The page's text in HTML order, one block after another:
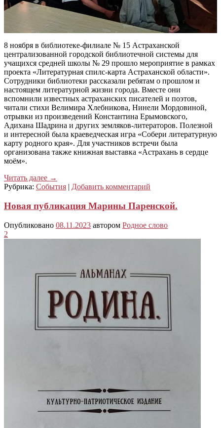
8 ноября в библиотеке-филиале № 15 Астраханской
централизованной городской библиотечной системы для
учащихся средней школы № 29 прошло мероприятие в рамках
проекта «Литературная спилс-карта Астраханской области».
Сотрудники библиотеки рассказали ребятам о прошлом и
настоящем литературной жизни города. Вместе они
вспомнили известных астраханских писателей и поэтов,
читали стихи Велимира Хлебникова, Нинели Мордовиной,
отрывки из произведений Константина Ерымовского,
Адихана Шадрина и других земляков-литераторов. Полезной
и интересной была краеведческая игра «Собери литературную
карту родного края». Для участников встречи была
организована также книжная выставка «Астрахань в сердце
моём».
Читать далее →
Рубрика: События | Добавить комментарий
Новая публикация Марины Паренской.
Опубликовано 08.11.2023 автором Родное слово
2